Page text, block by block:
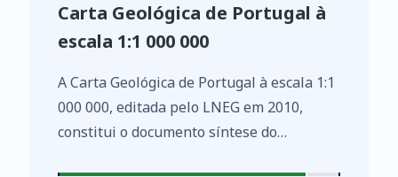
Miranda do Douro), exumadas em
metassedimentos com afinidades ao
Grupo Douro, do Câmbrico inferior -
médio. No setor da Barragem da
Bemposta estas rochas apresentam
complexo de migmatitos, gnaisses e
Carta Geológica de Portugal à
escala 1:1 000 000
A Carta Geológica de Portugal à escala 1:1
000 000, editada pelo LNEG em 2010,
constitui o documento síntese do